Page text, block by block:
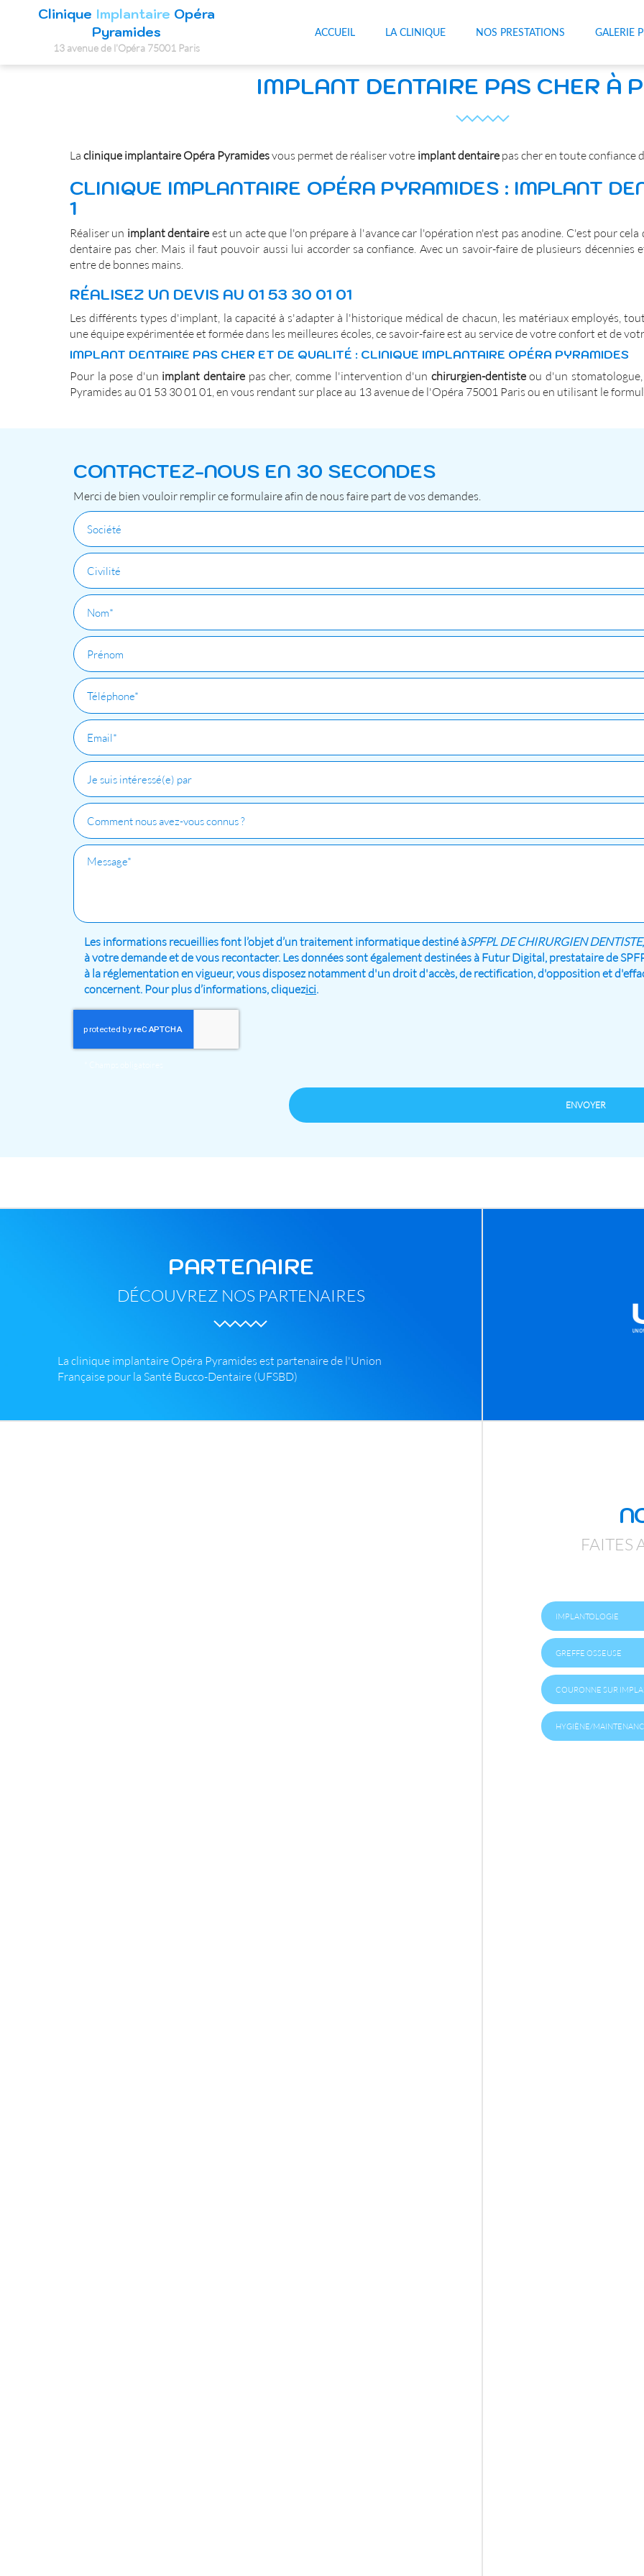
Clinique Implantaire Opéra
Pyramides
13 avenue de l'Opéra 75001 Paris
SPFPL
ACCUEIL LA CLINIQUE NOS PRESTATIONS GALERIE
IMPLANT DENTAIRE PAS CHER À
La clinique implantaire Opéra Pyramidesvous permet de réaliser votre implant dentaire pas cher en toute confiance
CLINIQUE IMPLANTAIRE OPÉRA PYRAMIDES : IMPLANT
1
Réaliser un implant dentaire est un acte que l'on prépare à l'avance car l'opération n'est pas anodine. C'est pour
dentaire pas cher. Mais il faut pouvoir aussi lui accorder sa confiance. Avec un savoir-faire de plusieurs décennies
entre de bonnes mains.
RÉALISEZ UN DEVIS AU 01 53 30 01 01
Les différents types d'implant, la capacité à s'adapter à l'historique médical de chacun, les matériaux employés,
une équipe expérimentée et formée dans les meilleures écoles, ce savoir-faire est au service de votre confort et de
IMPLANT DENTAIRE PAS CHER ET DE QUALITÉ : CLINIQUE IMPLANTAIRE OPÉRA PYRAMIDES
Pour la pose d'un implant dentaire pas cher, comme l'intervention d'un chirurgien-dentisteou d'un
Pyramides au 01 53 30 01 01, en vous rendant sur place au 13 avenue de l'Opéra 75001 Paris ou en utilisant le
CONTACTEZ-NOUS EN 30 SECONDES
Merci de bien vouloir remplir ce formulaire afin de nous faire part de vos demandes.
Les informations recueillies font l’objet d’un traitement informatique destiné àSPFPL DE CHIRURGIEN DENTISTE
à votre demande et de vous recontacter. Les données sont également destinées à Futur Digital, prestataire de
à la réglementation en vigueur, vous disposez notamment d'un droit d'accès, de rectification, d'opposition et
concernent. Pour plus d’informations, cliquezici.
PARTENAIRE
DÉCOUVREZ NOS PARTENAIRES
La clinique implantaire Opéra Pyramides est partenaire de l'Union
Française pour la Santé Bucco-Dentaire (UFSBD)
FAITES
IMPLANTOLOGIE
GREFFE OSSEUSE
COURONNE SUR
HYGIÈNE/